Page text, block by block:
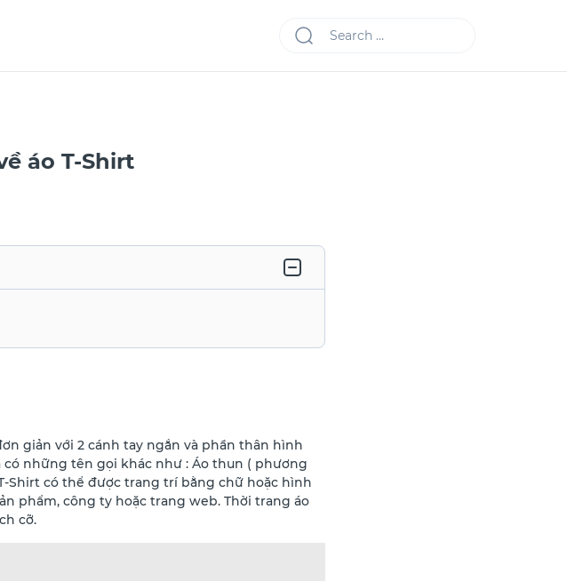
áo T-Shirt
giản với 2 cánh tay ngắn và phần thân hình
có những tên gọi khác như : Áo thun ( phương
Shirt có thể được trang trí bằng chữ hoặc hình
phẩm, công ty hoặc trang web. Thời trang áo
cỡ.